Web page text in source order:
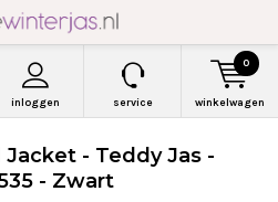
inloggen service winkelwagen
0
- Teddy Jas -
- Zwart